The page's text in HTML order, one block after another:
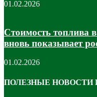
01.02.2026
Стоимость топлива
вновь показывает
01.02.2026
ПОЛЕЗНЫЕ НОВОСТИ